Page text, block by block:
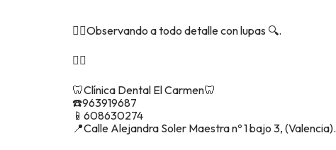
👉🏽Observando a todo detalle con lupas 🔍.
👇🏾
🦷Clínica Dental El Carmen🦷
☎️963919687
📱608630274
📍Calle Alejandra Soler Maestra nº 1 bajo 3, (Valencia).